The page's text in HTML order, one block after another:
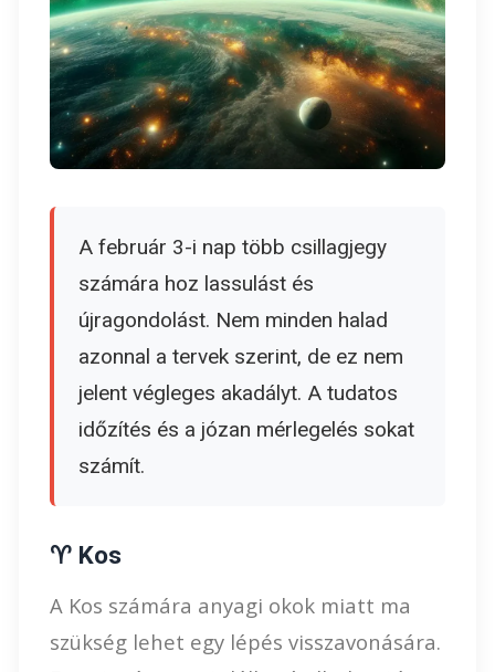
A február 3-i nap több csillagjegy
számára hoz lassulást és
újragondolást. Nem minden halad
azonnal a tervek szerint, de ez nem
jelent végleges akadályt. A tudatos
időzítés és a józan mérlegelés sokat
számít.
♈ Kos
A Kos számára anyagi okok miatt ma
szükség lehet egy lépés visszavonására.